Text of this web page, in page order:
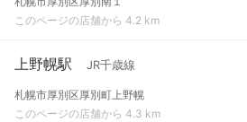
このページの店舗から 4.2 km
上野幌駅 JR千歳線
札幌市厚別区厚別町上野幌
このページの店舗から 4.3 km